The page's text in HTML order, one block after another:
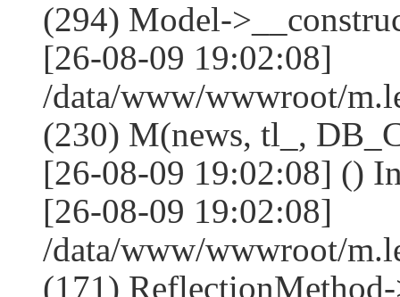
(294) Model-
[26-08-09 19:02:08]
/data/www/wwwroot/
(230) M(news, tl_,
[26-08-09 19:02:08] ()
[26-08-09 19:02:08]
/data/www/wwwroot/
(171)